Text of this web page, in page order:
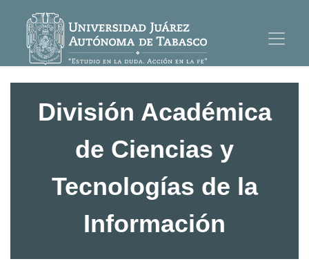
División Académica
de Ciencias y
Tecnologías de la
Información